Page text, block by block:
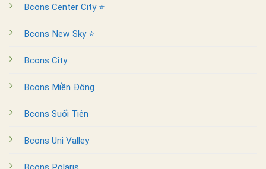
Bcons Center City ⭐
Bcons New Sky ⭐
Bcons City
Bcons Miền Đông
Bcons Suối Tiên
Bcons Uni Valley